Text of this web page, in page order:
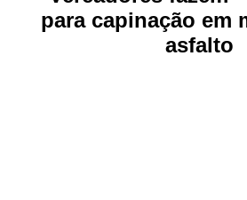
para capinação em
asfalto